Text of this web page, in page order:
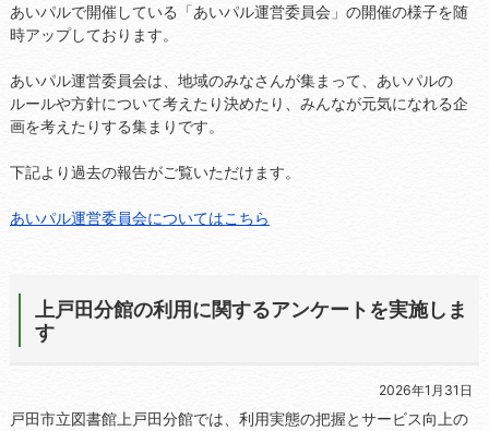
あいパルで開催している「あいパル運営委員会」の開催の様子を随
時アップしております。
あいパル運営委員会は、地域のみなさんが集まって、あいパルの
ルールや方針について考えたり決めたり、みんなが元気になれる企
画を考えたりする集まりです。
下記より過去の報告がご覧いただけます。
あいパル運営委員会についてはこちら
上戸田分館の利用に関するアンケートを実施しま
す
2026年1月31日
戸田市立図書館上戸田分館では、利用実態の把握とサービス向上の